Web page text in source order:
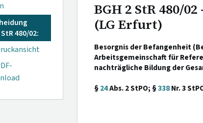
StR 480/02:
BGH 2 StR 480/
(LG Erfurt)
Besorgnis der Befangenheit
Arbeitsgemeinschaft für
nachträgliche Bildung der
§24Abs. 2 StPO; §338Nr. 3